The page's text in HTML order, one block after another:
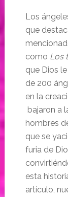
Los
que
como Los
que Dios
de 200
en la
bajaron a
hombres
que se
furia de
esta
artículo,